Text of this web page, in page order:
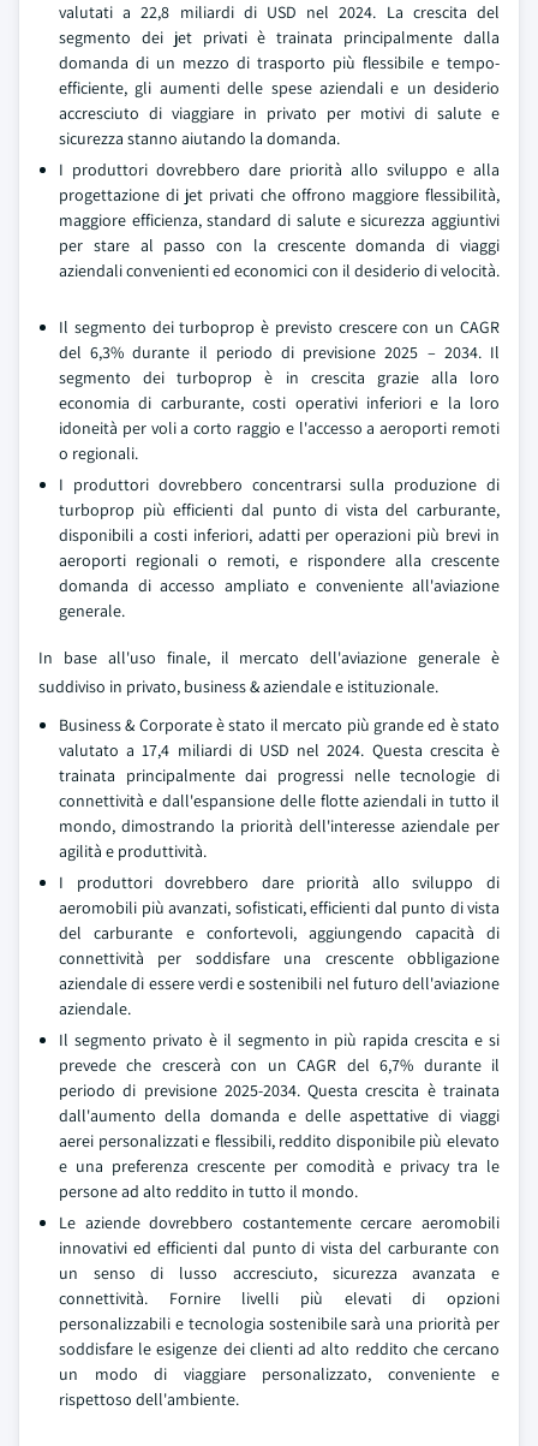
valutati a 22,8 miliardi di USD nel 2024. La crescita del
segmento dei jet privati è trainata principalmente dalla
domanda di un mezzo di trasporto più flessibile e tempo-
efficiente, gli aumenti delle spese aziendali e un desiderio
accresciuto di viaggiare in privato per motivi di salute e
sicurezza stanno aiutando la domanda.
I produttori dovrebbero dare priorità allo sviluppo e alla
progettazione di jet privati che offrono maggiore flessibilità,
maggiore efficienza, standard di salute e sicurezza aggiuntivi
per stare al passo con la crescente domanda di viaggi
aziendali convenienti ed economici con il desiderio di velocità.
Il segmento dei turboprop è previsto crescere con un CAGR
del 6,3% durante il periodo di previsione 2025 – 2034. Il
segmento dei turboprop è in crescita grazie alla loro
economia di carburante, costi operativi inferiori e la loro
idoneità per voli a corto raggio e l'accesso a aeroporti remoti
o regionali.
I produttori dovrebbero concentrarsi sulla produzione di
turboprop più efficienti dal punto di vista del carburante,
disponibili a costi inferiori, adatti per operazioni più brevi in
aeroporti regionali o remoti, e rispondere alla crescente
domanda di accesso ampliato e conveniente all'aviazione
generale.
In base all'uso finale, il mercato dell'aviazione generale è
suddiviso in privato, business & aziendale e istituzionale.
Business & Corporate è stato il mercato più grande ed è stato
valutato a 17,4 miliardi di USD nel 2024. Questa crescita è
trainata principalmente dai progressi nelle tecnologie di
connettività e dall'espansione delle flotte aziendali in tutto il
mondo, dimostrando la priorità dell'interesse aziendale per
agilità e produttività.
I produttori dovrebbero dare priorità allo sviluppo di
aeromobili più avanzati, sofisticati, efficienti dal punto di vista
del carburante e confortevoli, aggiungendo capacità di
connettività per soddisfare una crescente obbligazione
aziendale di essere verdi e sostenibili nel futuro dell'aviazione
aziendale.
Il segmento privato è il segmento in più rapida crescita e si
prevede che crescerà con un CAGR del 6,7% durante il
periodo di previsione 2025-2034. Questa crescita è trainata
dall'aumento della domanda e delle aspettative di viaggi
aerei personalizzati e flessibili, reddito disponibile più elevato
e una preferenza crescente per comodità e privacy tra le
persone ad alto reddito in tutto il mondo.
Le aziende dovrebbero costantemente cercare aeromobili
innovativi ed efficienti dal punto di vista del carburante con
un senso di lusso accresciuto, sicurezza avanzata e
connettività. Fornire livelli più elevati di opzioni
personalizzabili e tecnologia sostenibile sarà una priorità per
soddisfare le esigenze dei clienti ad alto reddito che cercano
un modo di viaggiare personalizzato, conveniente e
rispettoso dell'ambiente.